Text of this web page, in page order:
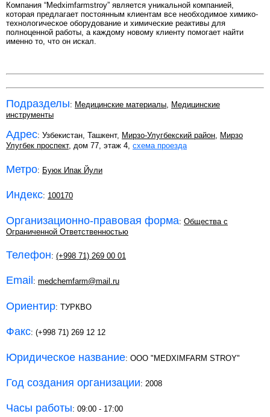
Компания “Medximfarmstroy” является уникальной компанией,
которая предлагает постоянным клиентам все необходимое химико-
технологическое оборудование и химические реактивы для
полноценной работы, а каждому новому клиенту помогает найти
именно то, что он искал.
Подразделы: Медицинские материалы, Медицинские
инструменты
Адрес: Узбекистан, Ташкент, Мирзо-Улугбекский район, Мирзо
Улугбек проспект, дом 77, этаж 4, схема проезда
Метро: Буюк Ипак Йули
Индекс: 100170
Организационно-правовая форма: Общества с
Ограниченной Ответственностью
Телефон: (+998 71) 269 00 01
Email : medchemfarm@mail.ru
Ориентир: ТУРКВО
Факс: (+998 71) 269 12 12
Юридическое название: ООО "MEDXIMFARM STROY"
Год создания организации: 2008
Часы работы: 09:00 - 17:00